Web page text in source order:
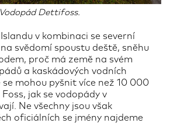
Vodopád Dettifoss.
v kombinaci se severní
svědomí spoustu deště, sněhu
proč má země na svém
a kaskádových vodních
se mohou pyšnit více než 10 000
jak se vodopády v
Ne všechny jsou však
oficiálních se jmény najdeme